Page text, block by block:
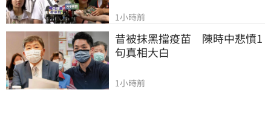
1小時前
昔被抹黑擋疫苗　陳時中悲憤1
句真相大白
1小時前